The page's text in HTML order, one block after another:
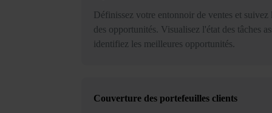
Définissez votre entonnoir de ventes et
des opportunités. Visualisez l'état des tâches
identifiez les meilleures opportunités.
Couverture des portefeuilles clients